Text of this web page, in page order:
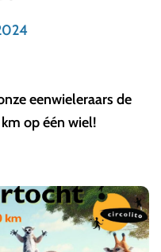
eenwieleraars de
op één wiel!